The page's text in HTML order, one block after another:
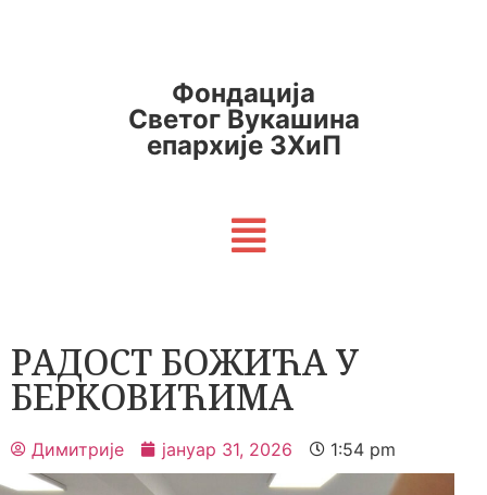
Фондација
Светог Вукашина
епархије ЗХиП
РАДОСТ БОЖИЋА У
БЕРКОВИЋИМА
Димитрије јануар 31, 2026 1:54 pm